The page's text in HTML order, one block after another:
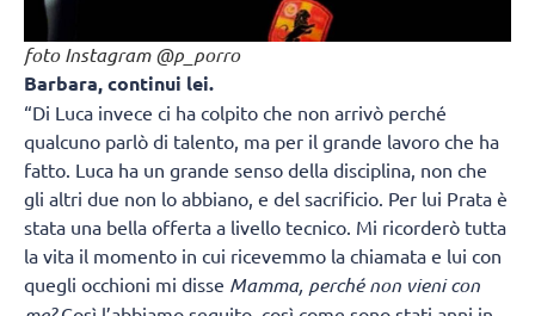
foto Instagram @p_porro
Barbara, continui lei.
“Di Luca invece ci ha colpito che non arrivò perché
qualcuno parlò di talento, ma per il grande lavoro che ha
fatto. Luca ha un grande senso della disciplina, non che
gli altri due non lo abbiano, e del sacrificio. Per lui Prata è
stata una bella offerta a livello tecnico. Mi ricorderò tutta
la vita il momento in cui ricevemmo la chiamata e lui con
quegli occhioni mi disse Mamma, perché non vieni con